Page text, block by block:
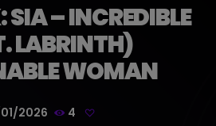
– INCREDIBLE
LABRINTH)
WOMAN
2026 4